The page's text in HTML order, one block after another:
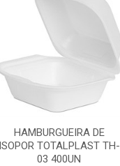
HAMBURGUEIRA DE
ISOPOR TOTALPLAST TH-
03 400UN